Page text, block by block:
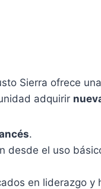
Sierra ofrece
adquirir
.
desde el uso
en liderazgo y